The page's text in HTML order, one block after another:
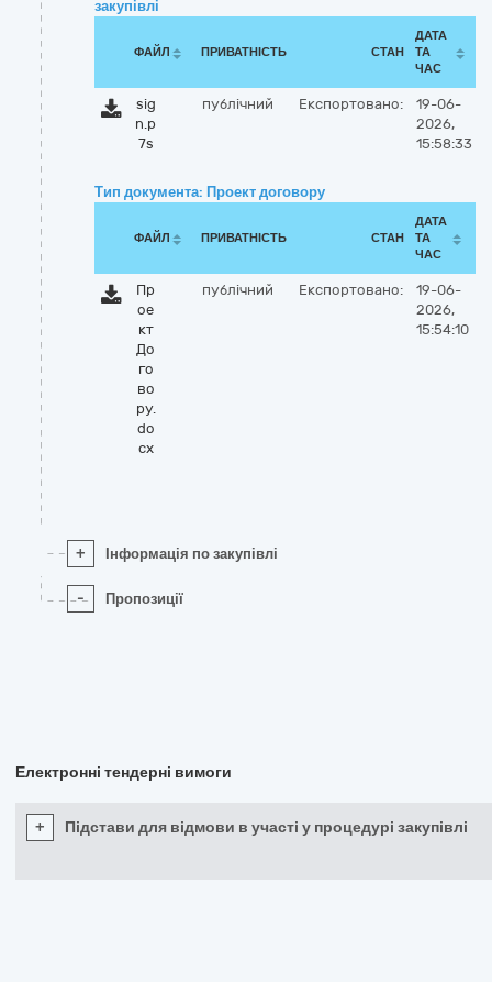
закупівлі
ФАЙЛ ПРИВАТНІСТЬ СТАН
ДАТА
ТА
ЧАС
sig
n.p
7s
публічний Експортовано:
19-06-
2026,
15:58:33
Тип документа: Проект договору
ФАЙЛ ПРИВАТНІСТЬ СТАН
ДАТА
ТА
ЧАС
Пр
ое
кт
До
го
во
ру.
do
cx
публічний Експортовано:
19-06-
2026,
15:54:10
+ Інформація по закупівлі
- Пропозиції
Електронні тендерні вимоги
+ Підстави для відмови в участі у процедурі закупівлі